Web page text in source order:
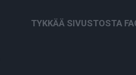
TYKKÄÄ SIVUSTOSTA